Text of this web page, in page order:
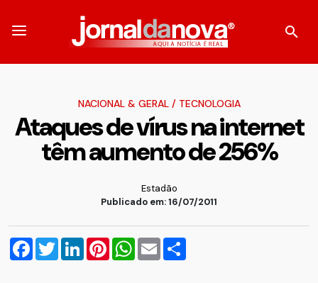
NACIONAL & GERAL/ TECNOLOGIA
Ataques de vírus na internet
têm aumento de 256%
Estadão
Publicado em: 16/07/2011
Facebook
TwitterLinkedInPinterestWhatsApp
Email